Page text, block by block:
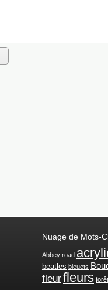
Nuage de Mots-
Abbey road
beatles bleuets
fleurfleurs forêt